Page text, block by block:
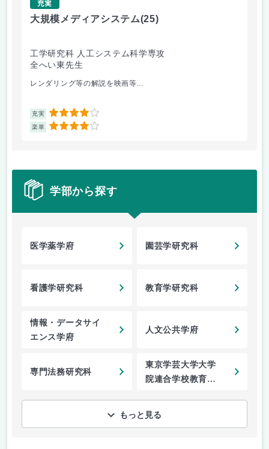
充実
大規模メディアシステム(25)
工学研究科 人工システム科学専攻
全へい東先生
レンダリング等の解説を映画等...
充実 4
楽単 4
学部から探す
医学薬学府 園芸学研究科
看護学研究科 教育学研究科
情報・データサイ
エンス学府
人文公共学府
専門法務研究科
東京学芸大学大学
院連合学校教育学
もっと見る